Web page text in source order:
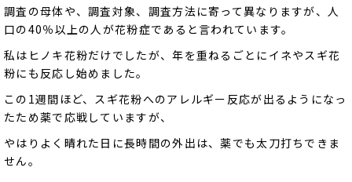
調査の母体や、調査対象、調査方法に寄って異なりますが、人
口の40％以上の人が花粉症であると言われています。
私はヒノキ花粉だけでしたが、年を重ねるごとにイネやスギ花
粉にも反応し始めました。
この1週間ほど、スギ花粉へのアレルギー反応が出るようになっ
たため薬で応戦していますが、
やはりよく晴れた日に長時間の外出は、薬でも太刀打ちできま
せん。